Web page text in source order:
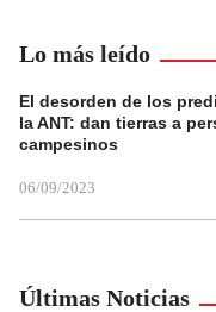
Lo más leído
El desorden de los
la ANT: dan tierras a
campesinos
06/09/2023
Últimas Noticias